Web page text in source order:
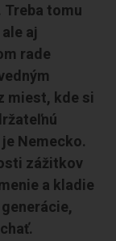
tomu
aj
rade
miest, kde si
Nemecko.
zážitkov
a kladie